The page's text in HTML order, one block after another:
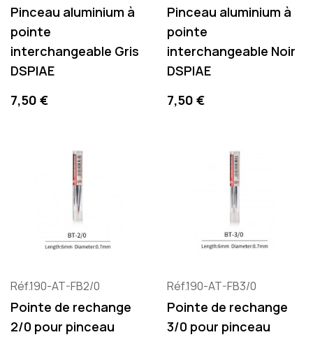
Pinceau aluminium à
pointe
interchangeable Gris
DSPIAE
Prix
7,50 €
Pinceau aluminium à
pointe
interchangeable Noir
DSPIAE
Prix
7,50 €
Réf.190-AT-FB2/0
Pointe de rechange
2/0 pour pinceau
Réf.190-AT-FB3/0
Pointe de rechange
3/0 pour pinceau